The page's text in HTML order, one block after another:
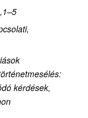
kérdések,